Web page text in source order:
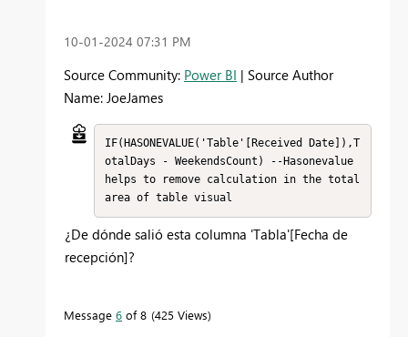
‎10-01-2024 07:31 PM
Source Community: Power BI | Source Author
Name: JoeJames
IF(HASONEVALUE('Table'[Received Date]),T
otalDays - WeekendsCount) --Hasonevalue
helps to remove calculation in the total
area of table visual
¿De dónde salió esta columna 'Tabla'[Fecha de
recepción]?
Message 6 of 8 425 Views